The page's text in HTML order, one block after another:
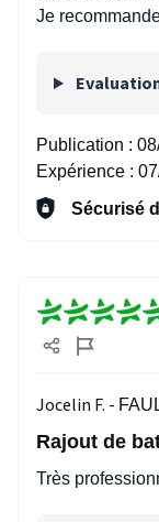
Je
Publication :
Expérience :
Sécurisé
Jocelin F. -
Rajout de
Très